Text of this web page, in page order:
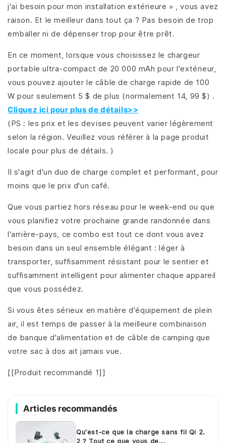
j'ai besoin pour mon installation extérieure » , vous avez
raison. Et le meilleur dans tout ça ? Pas besoin de trop
emballer ni de dépenser trop pour être prêt.
En ce moment, lorsque vous choisissez le chargeur
portable ultra-compact de 20 000 mAh pour l'extérieur,
vous pouvez ajouter le câble de charge rapide de 100
W pour seulement 5 $ de plus (normalement 14, 99 $) .
Cliquez ici pour plus de détails>>
(PS : les prix et les devises peuvent varier légèrement
selon la région. Veuillez vous référer à la page produit
locale pour plus de détails. )
Il s'agit d'un duo de charge complet et performant, pour
moins que le prix d'un café.
Que vous partiez hors réseau pour le week-end ou que
vous planifiez votre prochaine grande randonnée dans
l'arrière-pays, ce combo est tout ce dont vous avez
besoin dans un seul ensemble élégant : léger à
transporter, suffisamment résistant pour le sentier et
suffisamment intelligent pour alimenter chaque appareil
que vous possédez.
Si vous êtes sérieux en matière d'équipement de plein
air, il est temps de passer à la meilleure combinaison
de banque d'alimentation et de câble de camping que
votre sac à dos ait jamais vue.
[[Produit recommandé 1]]
Articles recommandés
Qu'est-ce que la charge sans fil Qi 2.
2 ? Tout ce que vous de...